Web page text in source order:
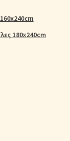
180x240cm